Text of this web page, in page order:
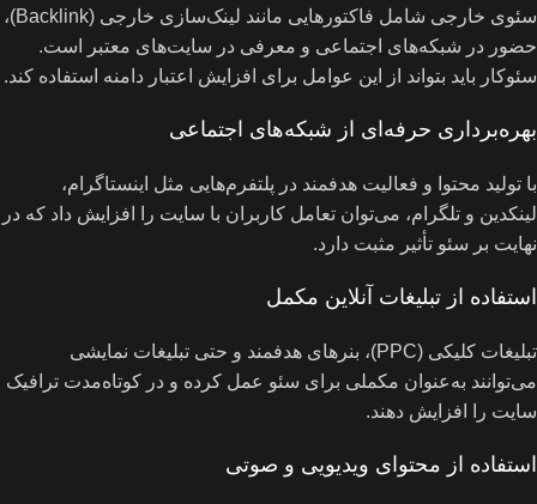
سئوی خارجی شامل فاکتورهایی مانند لینک‌سازی خارجی (Backlink)،
حضور در شبکه‌های اجتماعی و معرفی در سایت‌های معتبر است.
سئوکار باید بتواند از این عوامل برای افزایش اعتبار دامنه استفاده کند.
بهره‌برداری حرفه‌ای از شبکه‌های اجتماعی
با تولید محتوا و فعالیت هدفمند در پلتفرم‌هایی مثل اینستاگرام،
لینکدین و تلگرام، می‌توان تعامل کاربران با سایت را افزایش داد که در
نهایت بر سئو تأثیر مثبت دارد.
استفاده از تبلیغات آنلاین مکمل
تبلیغات کلیکی (PPC)، بنرهای هدفمند و حتی تبلیغات نمایشی
می‌توانند به‌عنوان مکملی برای سئو عمل کرده و در کوتاه‌مدت ترافیک
سایت را افزایش دهند.
استفاده از محتوای ویدیویی و صوتی